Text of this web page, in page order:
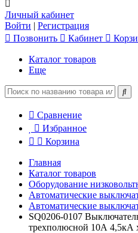
Личный кабинет
Войти | Регистрация
Позвонить
Кабинет
Каталог товаров
Еще
Сравнение
Избранное
Корзина
Главная
Каталог товаров
Оборудование
Автоматические
Автоматические
SQ0206-0107
трехполюсной 10А 4,5кА